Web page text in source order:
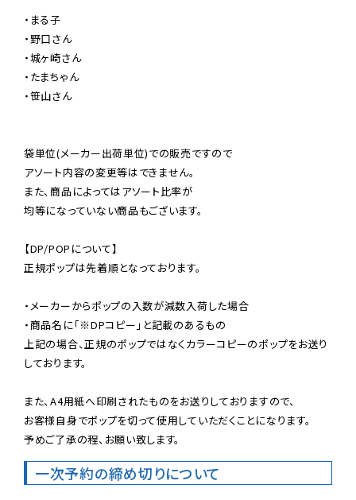
・まる子
・野口さん
・城ヶ崎さん
・たまちゃん
・笹山さん
袋単位(メーカー出荷単位)での販売ですので
アソート内容の変更等はできません。
また、商品によってはアソート比率が
均等になっていない商品もございます。
【DP/POPについて】
正規ポップは先着順となっております。
・メーカーからポップの入数が減数入荷した場合
・商品名に「※DPコピー」と記載のあるもの
上記の場合、正規のポップではなくカラーコピーのポップをお送り
しております。
また、A4用紙へ印刷されたものをお送りしておりますので、
お客様自身でポップを切って使用していただくことになります。
予めご了承の程、お願い致します。
一次予約の締め切りについて